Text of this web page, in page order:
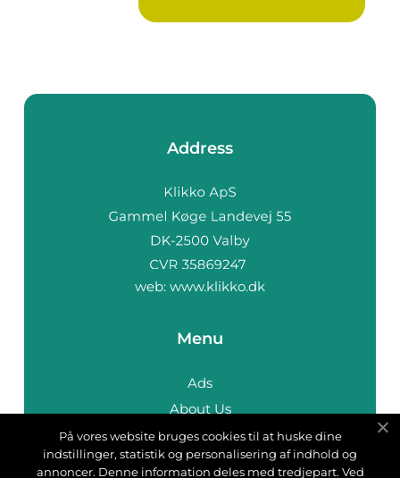
Address
web: www.klikko.dk
Menu
Ads
About Us
Cookies
Contact
På vores website bruges cookies til at huske dine
indstillinger, statistik og personalisering af indhold og
annoncer. Denne information deles med tredjepart. Ved